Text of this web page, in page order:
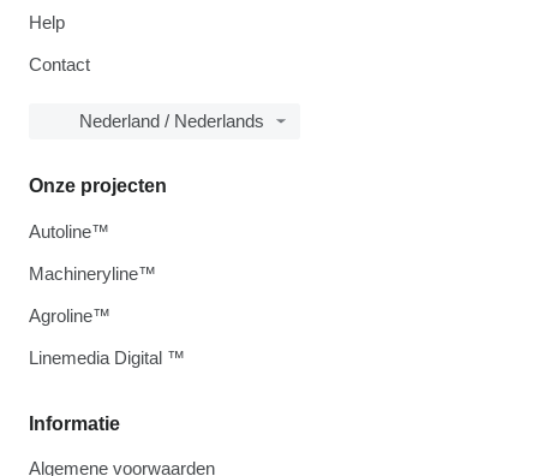
Help
Contact
Nederland / Nederlands
Informatie
Algemene voorwaarden
Onze projecten
Autoline™
Machineryline™
Agroline™
Linemedia Digital ™